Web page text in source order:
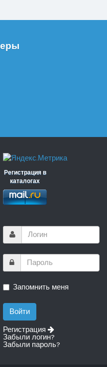
Регистрация в
каталогах
Запомнить меня
Регистрация
Забыли логин?
Забыли пароль?